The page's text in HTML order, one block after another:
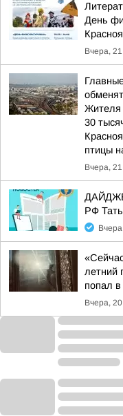
День
Вчера,
Жителя
30
птицы
Вчера,
РФ
летний
попал
Вчера,